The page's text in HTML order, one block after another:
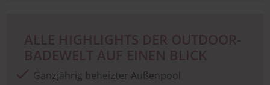
Ganzjährig beheizter Außenpool